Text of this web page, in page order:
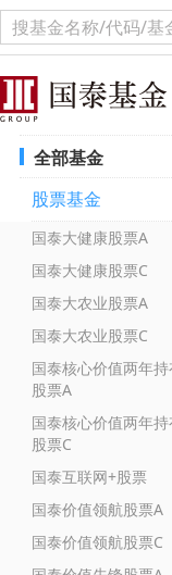
全部基金
股票基金
国泰大健康股票A
国泰大健康股票C
国泰大农业股票A
国泰大农业股票C
国泰核心价值两年持
股票A
国泰核心价值两年持
股票C
国泰互联网+股票
国泰价值领航股票A
国泰价值领航股票C